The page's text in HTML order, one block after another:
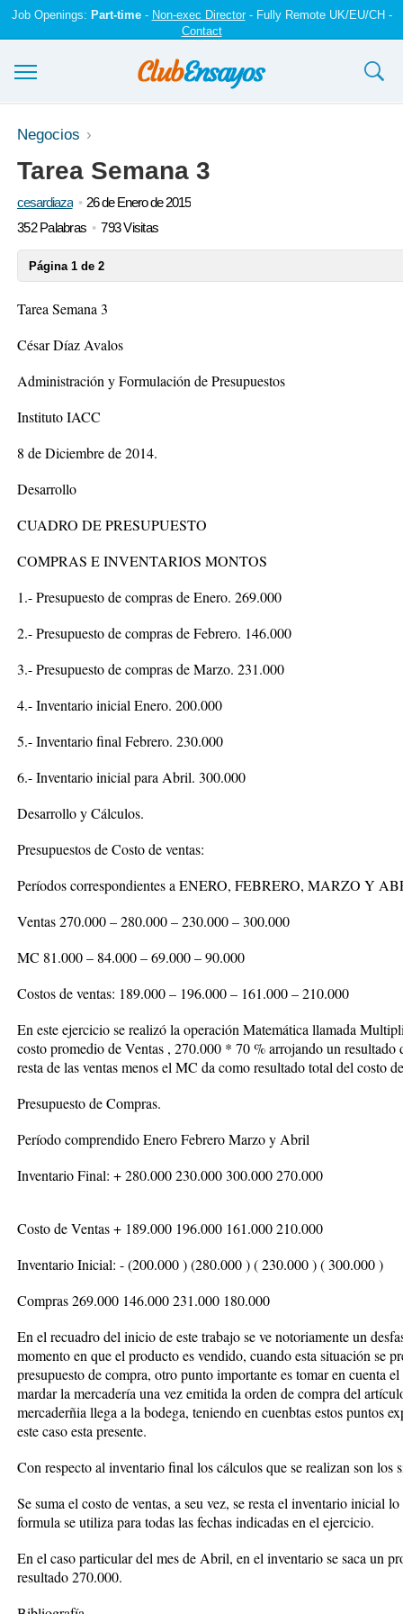
Job Openings: Part-time- Non-exec Director- Fully Remote UK/EU/CH -
Contact
Ensayos y trabajos
Registrarse
Iniciar sesión
Negocios
Tarea Semana 3
cesardiaza
26 de Enero de 2015
352 Palabras
793 Visitas
Página 1 de 2
Tarea Semana 3
César Díaz Avalos
Administración y Formulación de Presupuestos
Instituto IACC
8 de Diciembre de 2014.
Desarrollo
CUADRO DE PRESUPUESTO
COMPRAS E INVENTARIOS MONTOS
1.- Presupuesto de compras de Enero. 269.000
2.- Presupuesto de compras de Febrero. 146.000
3.- Presupuesto de compras de Marzo. 231.000
4.- Inventario inicial Enero. 200.000
5.- Inventario final Febrero. 230.000
6.- Inventario inicial para Abril. 300.000
Desarrollo y Cálculos.
Presupuestos de Costo de ventas:
Períodos correspondientes a ENERO, FEBRERO, MARZO Y
Ventas 270.000 – 280.000 – 230.000 – 300.000
MC 81.000 – 84.000 – 69.000 – 90.000
Costos de ventas: 189.000 – 196.000 – 161.000 – 210.000
En este ejercicio se realizó la operación Matemática llamada
costo promedio de Ventas , 270.000 * 70 % arrojando un resultado
resta de las ventas menos el MC da como resultado total del costo
Presupuesto de Compras.
Período comprendido Enero Febrero Marzo y Abril
Inventario Final: + 280.000 230.000 300.000 270.000
Costo de Ventas + 189.000 196.000 161.000 210.000
Inventario Inicial: - (200.000 ) (280.000 ) ( 230.000 ) ( 300.000 )
Compras 269.000 146.000 231.000 180.000
En el recuadro del inicio de este trabajo se ve notoriamente un
momento en que el producto es vendido, cuando esta situación se
presupuesto de compra, otro punto importante es tomar en cuenta
mardar la mercadería una vez emitida la orden de compra del
mercaderñia llega a la bodega, teniendo en cuenbtas estos puntos
este caso esta presente.
Con respecto al inventario final los cálculos que se realizan son los
Se suma el costo de ventas, a seu vez, se resta el inventario inicial
formula se utiliza para todas las fechas indicadas en el ejercicio.
En el caso particular del mes de Abril, en el inventario se saca un
resultado 270.000.